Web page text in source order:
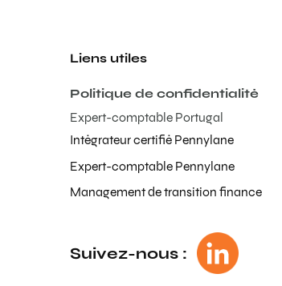
Liens utiles
Politique de confidentialité
Expert-comptable Portugal
Intégrateur certifié Pennylane
Expert-comptable Pennylane
Management de transition finance
Suivez-nous :